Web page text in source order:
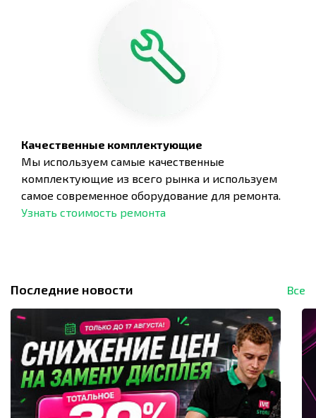
Качественные комплектующие
Мы используем самые качественные
комплектующие из всего рынка и используем
самое современное оборудование для ремонта.
Узнать стоимость ремонта
Последние новости Все